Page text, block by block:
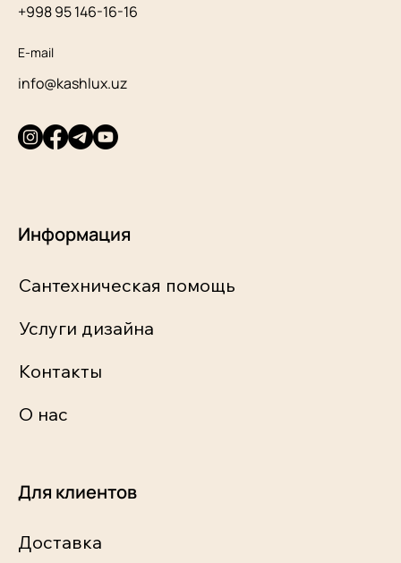
+998 95 146-16-16
E-mail
info@kashlux.uz
Информация
Сантехническая помощь
Услуги дизайна
Контакты
О нас
Для клиентов
Доставка